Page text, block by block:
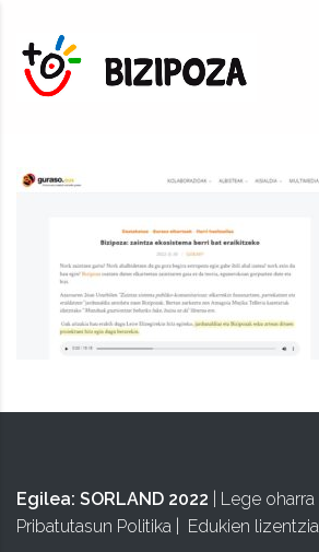
Egilea: SORLAND 2022 Lege oharra
Pribatutasun Politika
Edukien lizentzia